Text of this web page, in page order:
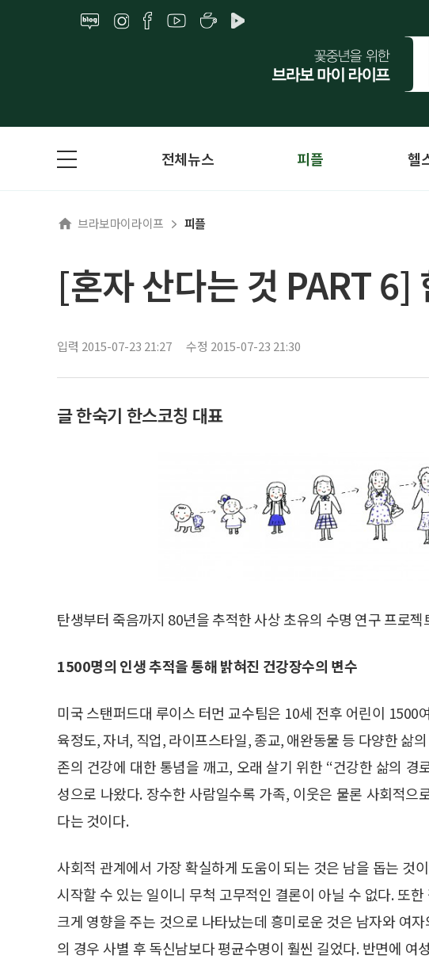
전체뉴스 피플 헬
브라보마이라이프 피플
[혼자 산다는 것 PART 6]
입력 2015-07-23 21:27 수정 2015-07-23 21:30
글 한숙기 한스코칭 대표
탄생부터 죽음까지 80년을 추적한 사상 초유의 수명 연구 프로
1500명의 인생 추적을 통해 밝혀진 건강장수의 변수
미국 스탠퍼드대 루이스 터먼 교수팀은 10세 전후 어린이 1500
육정도, 자녀, 직업, 라이프스타일, 종교, 애완동물 등 다양한 삶
존의 건강에 대한 통념을 깨고, 오래 살기 위한 “건강한 삶의 경
성으로 나왔다. 장수한 사람일수록 가족, 이웃은 물론 사회적으
다는 것이다.
사회적 관계에서 가장 확실하게 도움이 되는 것은 남을 돕는 것
시작할 수 있는 일이니 무척 고무적인 결론이 아닐 수 없다. 또
크게 영향을 주는 것으로 나타났는데 흥미로운 것은 남자와 여
의 경우 사별 후 독신남보다 평균수명이 훨씬 길었다. 반면에 여